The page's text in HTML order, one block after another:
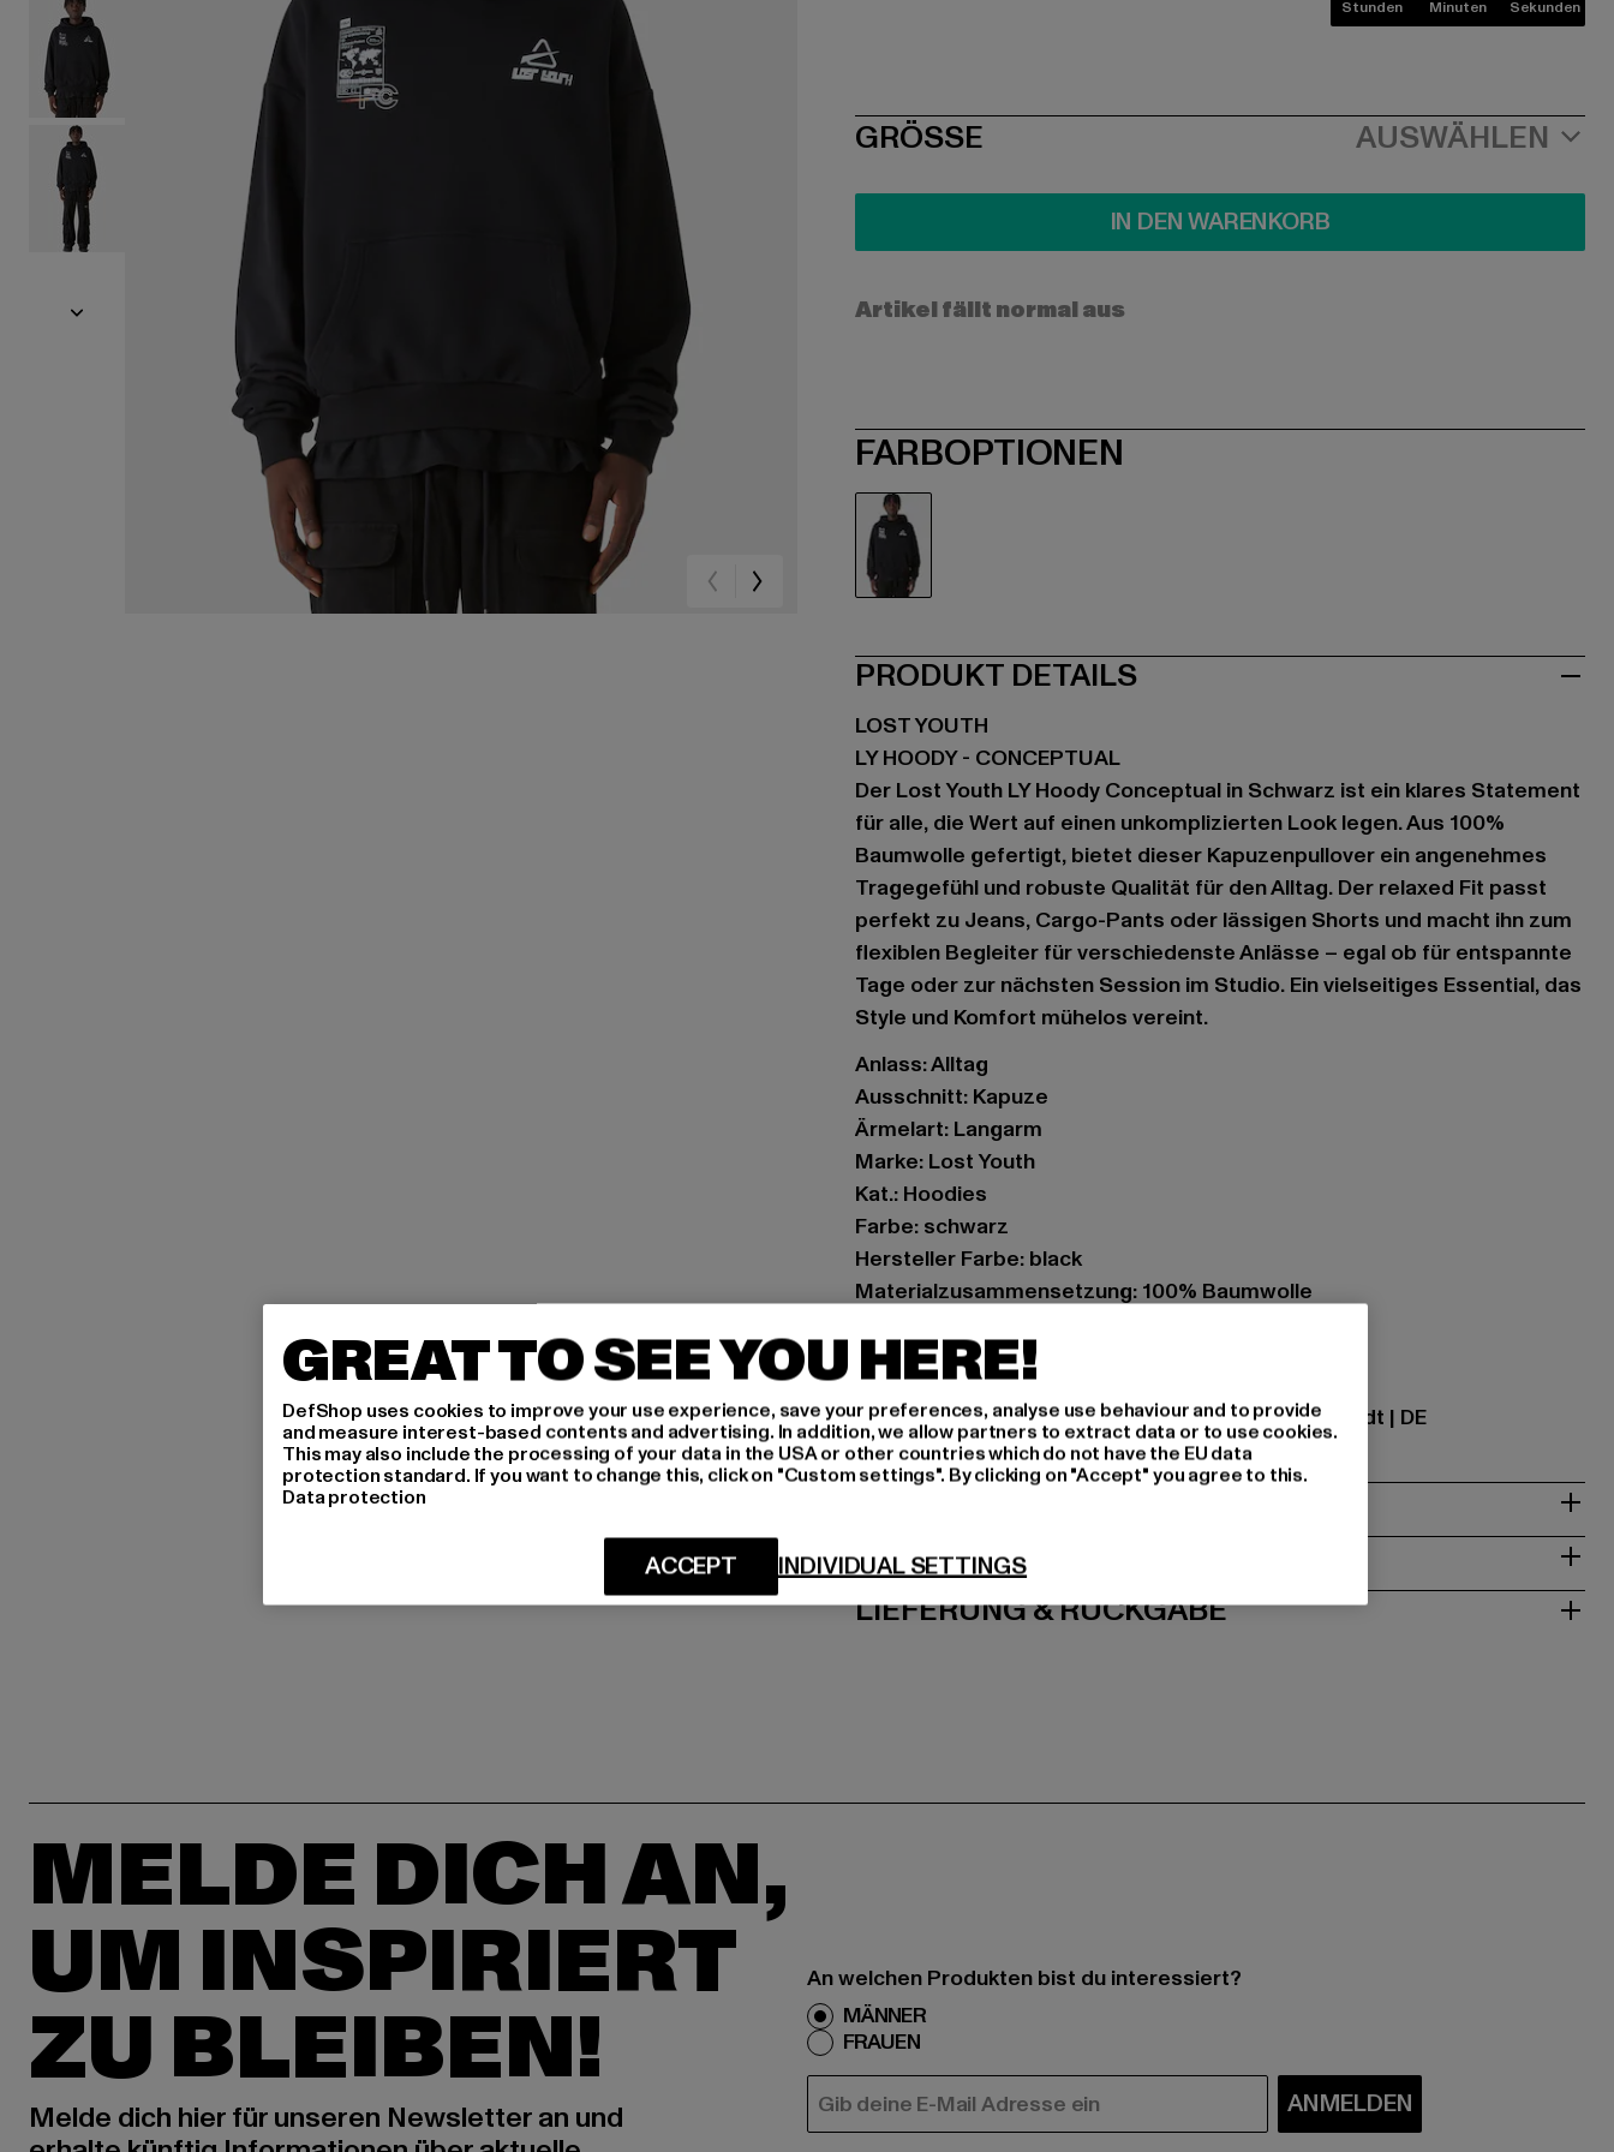
Stunden Minuten Sekunden
SIZE
GRÖSSE AUSWÄHLEN
IN DEN WARENKORB
Artikel fällt normal aus
FARBOPTIONEN
PRODUKT DETAILS
LOST YOUTH
LY HOODY - CONCEPTUAL
Der Lost Youth LY Hoody Conceptual in Schwarz ist ein klares Statement
für alle, die Wert auf einen unkomplizierten Look legen. Aus 100%
Baumwolle gefertigt, bietet dieser Kapuzenpullover ein angenehmes
Tragegefühl und robuste Qualität für den Alltag. Der relaxed Fit passt
perfekt zu Jeans, Cargo-Pants oder lässigen Shorts und macht ihn zum
flexiblen Begleiter für verschiedenste Anlässe – egal ob für entspannte
Tage oder zur nächsten Session im Studio. Ein vielseitiges Essential, das
Style und Komfort mühelos vereint.
Anlass: Alltag
Ausschnitt: Kapuze
Ärmelart: Langarm
Marke: Lost Youth
Kat.: Hoodies
Farbe: schwarz
Hersteller Farbe: black
Materialzusammensetzung: 100% Baumwolle
Hersteller: TB International GmbH |
Dr.-Robert-Murjahn-Straße 7 | 64372 Ober-Ramstadt | DE
PFLEGEHINWEISE
LIEFERUNG & RÜCKGABE
MELDE DICH AN,
UM INSPIRIERT
ZU BLEIBEN!
Melde dich hier für unseren Newsletter an und
An welchen Produkten bist du interessiert?
MÄNNER
FRAUEN
E-MAIL ANMELDEN
GREAT TO SEE YOU HERE!
DefShop uses cookies to improve your use experience, save your preferences, analyse use behaviour and to provide
and measure interest-based contents and advertising. In addition, we allow partners to extract data or to use cookies.
This may also include the processing of your data in the USA or other countries which do not have the EU data
protection standard. If you want to change this, click on "Custom settings". By clicking on "Accept" you agree to this.
Data protection
INDIVIDUAL SETTINGS
ACCEPT